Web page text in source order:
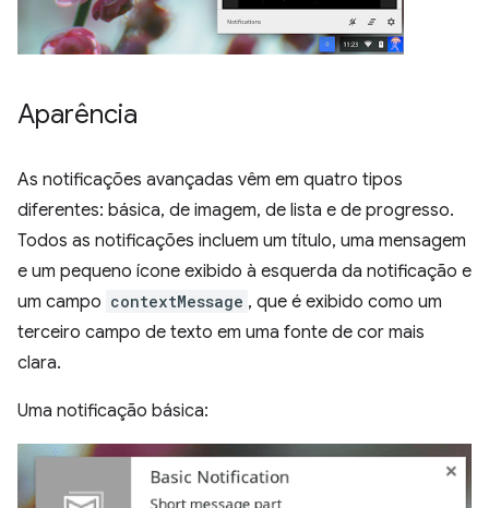
Aparência
As notificações avançadas vêm em quatro tipos
diferentes: básica, de imagem, de lista e de progresso.
Todos as notificações incluem um título, uma mensagem
e um pequeno ícone exibido à esquerda da notificação e
um campo contextMessage , que é exibido como um
terceiro campo de texto em uma fonte de cor mais
clara.
Uma notificação básica: